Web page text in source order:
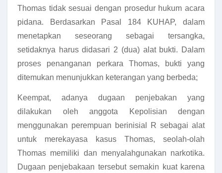
Thomas tidak sesuai dengan prosedur hukum acara
pidana. Berdasarkan Pasal 184 KUHAP, dalam
menetapkan seseorang sebagai tersangka,
setidaknya harus didasari 2 (dua) alat bukti. Dalam
proses penanganan perkara Thomas, bukti yang
ditemukan menunjukkan keterangan yang berbeda;
Keempat, adanya dugaan penjebakan yang
dilakukan oleh anggota Kepolisian dengan
menggunakan perempuan berinisial R sebagai alat
untuk merekayasa kasus Thomas, seolah-olah
Thomas memiliki dan menyalahgunakan narkotika.
Dugaan penjebakaan tersebut semakin kuat karena